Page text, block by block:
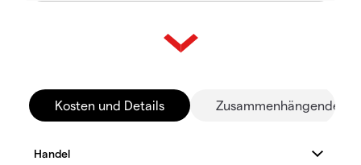
Kosten und Details Zusammenhängende